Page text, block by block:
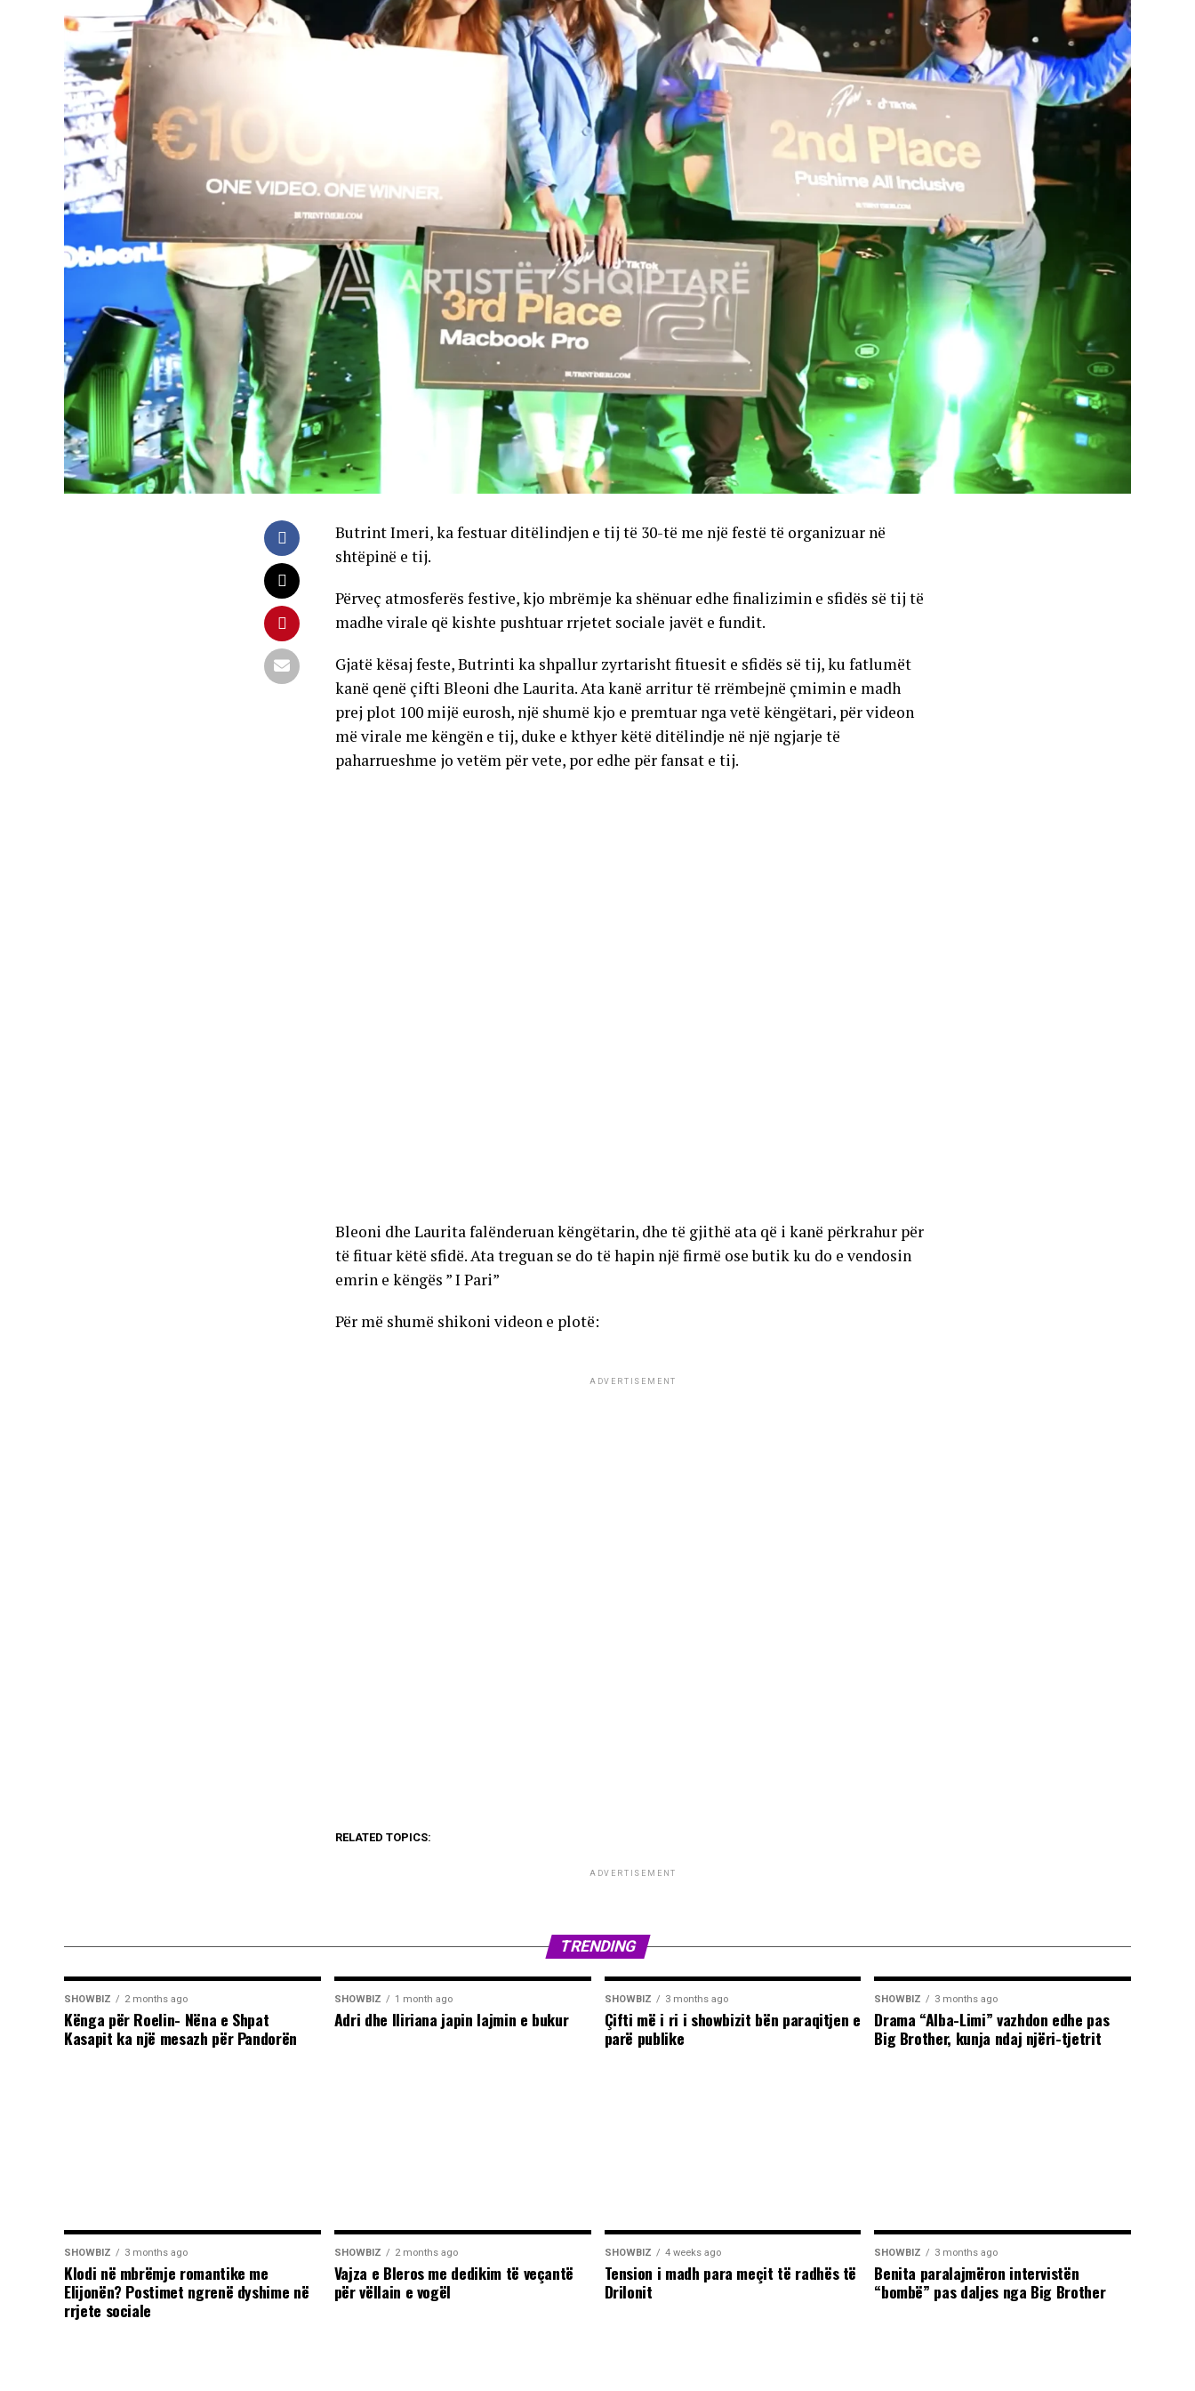
Butrint Imeri, ka festuar ditëlindjen e tij të 30-të me një festë të organizuar në
shtëpinë e tij.
Përveç atmosferës festive, kjo mbrëmje ka shënuar edhe finalizimin e sfidës së tij të
madhe virale që kishte pushtuar rrjetet sociale javët e fundit.
Gjatë kësaj feste, Butrinti ka shpallur zyrtarisht fituesit e sfidës së tij, ku fatlumët
kanë qenë çifti Bleoni dhe Laurita. Ata kanë arritur të rrëmbejnë çmimin e madh
prej plot 100 mijë eurosh, një shumë kjo e premtuar nga vetë këngëtari, për videon
më virale me këngën e tij, duke e kthyer këtë ditëlindje në një ngjarje të
paharrueshme jo vetëm për vete, por edhe për fansat e tij.
Bleoni dhe Laurita falënderuan këngëtarin, dhe të gjithë ata që i kanë përkrahur për
të fituar këtë sfidë. Ata treguan se do të hapin një firmë ose butik ku do e vendosin
emrin e këngës ” I Pari”
Për më shumë shikoni videon e plotë:
ADVERTISEMENT
RELATED TOPICS:
ADVERTISEMENT
TRENDING
SHOWBIZ 2 months ago
Kënga për Roelin- Nëna e Shpat
Kasapit ka një mesazh për Pandorën
SHOWBIZ 1 month ago
Adri dhe Iliriana japin lajmin e bukur
SHOWBIZ 3 months ago
Çifti më i ri i showbizit bën paraqitjen e
parë publike
SHOWBIZ 3 months ago
Drama “Alba-Limi” vazhdon edhe pas
Big Brother, kunja ndaj njëri-tjetrit
SHOWBIZ 3 months ago
Klodi në mbrëmje romantike me
Elijonën? Postimet ngrenë dyshime në
rrjete sociale
SHOWBIZ 2 months ago
Vajza e Bleros me dedikim të veçantë
për vëllain e vogël
SHOWBIZ 4 weeks ago
Tension i madh para meçit të radhës të
Drilonit
SHOWBIZ 3 months ago
Benita paralajmëron intervistën
“bombë” pas daljes nga Big Brother